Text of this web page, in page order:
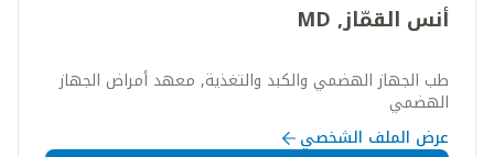
أنس القمّاز, MD
طب الجهاز الهضمي والكبد والتغذية, معهد أمراض الجهاز
الهضمي
عرض الملف الشخصي